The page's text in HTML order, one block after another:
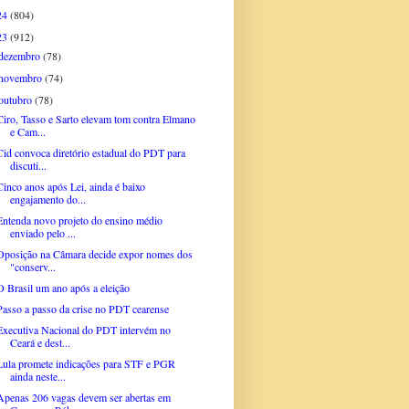
(804)
(912)
(78)
(74)
(78)
Tasso e Sarto elevam tom contra Elmano
e Cam...
convoca diretório estadual do PDT para
discuti...
anos após Lei, ainda é baixo
engajamento do...
novo projeto do ensino médio
enviado pelo ...
na Câmara decide expor nomes dos
"conserv...
Brasil um ano após a eleição
a passo da crise no PDT cearense
Nacional do PDT intervém no
Ceará e dest...
promete indicações para STF e PGR
ainda neste...
206 vagas devem ser abertas em